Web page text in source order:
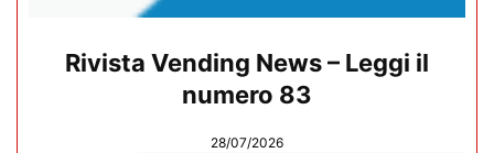
Rivista Vending News – Leggi il
numero 83
28/07/2026